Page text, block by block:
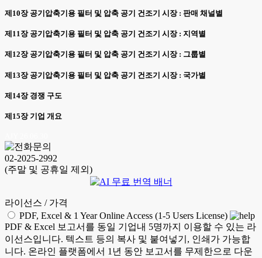
제10장 공기압축기용 필터 및 압축 공기 건조기 시장 : 판매 채널별
제11장 공기압축기용 필터 및 압축 공기 건조기 시장 : 지역별
제12장 공기압축기용 필터 및 압축 공기 건조기 시장 : 그룹별
제13장 공기압축기용 필터 및 압축 공기 건조기 시장 : 국가별
제14장 경쟁 구도
제15장 기업 개요
02-2025-2992
(주말 및 공휴일 제외)
라이선스 / 가격
PDF, Excel & 1 Year Online Access (1-5 Users License)
PDF & Excel 보고서를 동일 기업내 5명까지 이용할 수 있는 라
이선스입니다. 텍스트 등의 복사 및 붙여넣기, 인쇄가 가능합
니다. 온라인 플랫폼에서 1년 동안 보고서를 무제한으로 다운